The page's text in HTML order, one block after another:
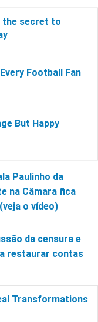
Paulinho da
na Câmara fica
o vídeo)
da censura e
restaurar contas